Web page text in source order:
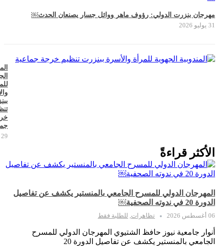
مهرجان بنزرت الدولي: رؤوف ماهر ووائل جسار يصنعان الحدث￼
31 يوليو 2026
29 يوليو 2026
الأكثر قراءةً
المهرجان الدولي للمسرح الجامعي بالمنستير يكشف عن تفاصيل
الدورة 20 في ندوته الصحفية￼
06 أغسطس 2026 تظاهرات للطلبة فقط
أنوار جامعية نيوز حافظ الشتيوي المهرجان الدولي للمسرح
الجامعي بالمنستير يكشف عن تفاصيل الدورة 20